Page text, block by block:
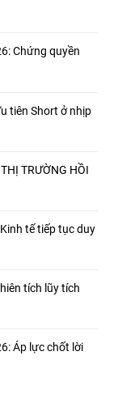
Chứng quyền
tiên Short ở nhịp
TRƯỜNG HỒI
tế tiếp tục duy
tích lũy tích
Áp lực chốt lời